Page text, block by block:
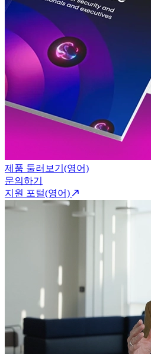
제품 둘러보기(영어)
문의하기
지원 포털(영어)